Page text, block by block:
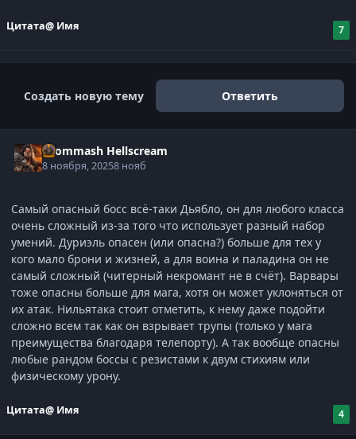
Цитата@ Имя 7
Создать новую тему Ответить
Grommash Hellscream
8 ноября, 20258 нояб
Самый опасный босс всё-таки Дьябло, он для любого класса
очень сложный из-за того что использует разный набор
умений. Дуриэль опасен (или опасна?) больше для тех у
кого мало брони и жизней, а для воина и паладина он не
самый сложный (читерный некромант не в счёт). Варвары
тоже опасны больше для мага, хотя он может уклоняться от
их атак. Нильятака стоит отметить, к нему даже подойти
сложно всем так как он взрывает трупы (только у мага
преимущества благодаря телепорту). А так вообще опасны
любые рандом боссы с резистами к двум стихиям или
физическому урону.
Цитата@ Имя 4